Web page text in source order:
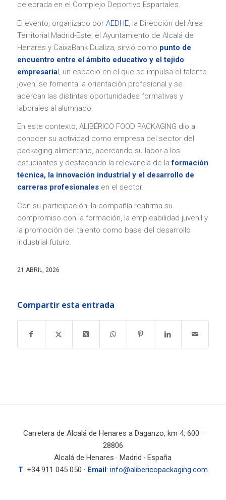
celebrada en el Complejo Deportivo Espartales.
El evento, organizado por AEDHE, la Dirección del Área
Territorial Madrid-Este, el Ayuntamiento de Alcalá de
Henares y CaixaBank Dualiza, sirvió como punto de
encuentro entre el ámbito educativo y el tejido
empresarial, un espacio en el que se impulsa el talento
joven, se fomenta la orientación profesional y se
acercan las distintas oportunidades formativas y
laborales al alumnado.
En este contexto, ALIBÉRICO FOOD PACKAGING dio a
conocer su actividad como empresa del sector del
packaging alimentario, acercando su labor a los
estudiantes y destacando la relevancia de la formación
técnica, la innovación industrial y el desarrollo de
carreras profesionalesen el sector.
Con su participación, la compañía reafirma su
compromiso con la formación, la empleabilidad juvenil y
la promoción del talento como base del desarrollo
industrial futuro.
21 ABRIL, 2026
Compartir esta entrada
Carretera de Alcalá de Henares a Daganzo, km 4, 600 ·
28806
Alcalá de Henares · Madrid · España
T. +34 911 045 050 · Email: info@alibericopackaging.com